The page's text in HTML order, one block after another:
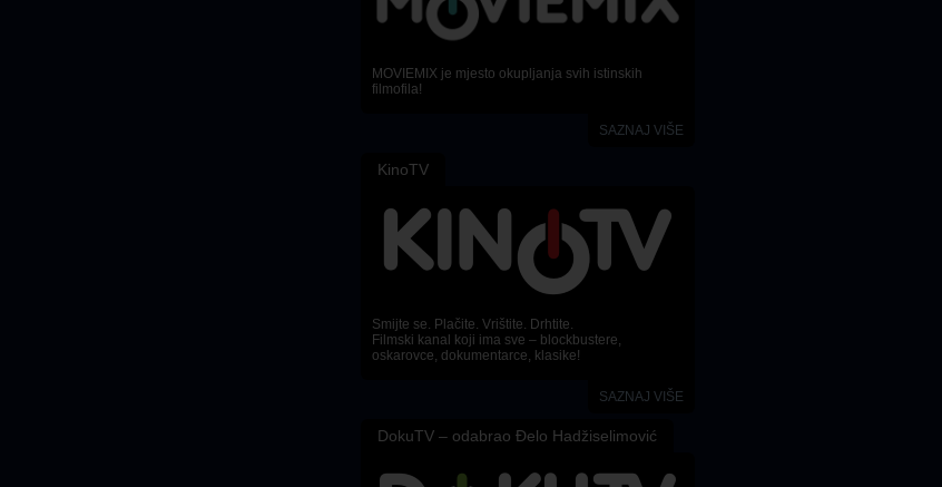
MOVIEMIX je mjesto okupljanja svih istinskih
filmofila!
SAZNAJ VIŠE
KinoTV
Smijte se. Plačite. Vrištite. Drhtite.
Filmski kanal koji ima sve – blockbustere,
oskarovce, dokumentarce, klasike!
SAZNAJ VIŠE
DokuTV – odabrao Đelo Hadžiselimović